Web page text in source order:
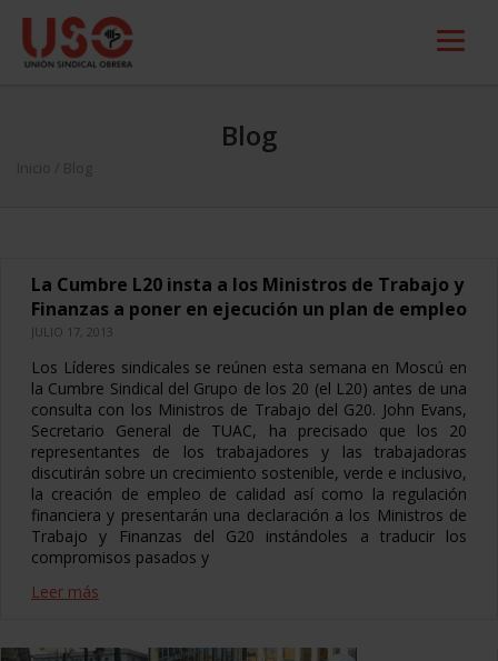
Blog
Inicio / Blog
La Cumbre L20 insta a los Ministros de Trabajo y
Finanzas a poner en ejecución un plan de empleo
JULIO 17, 2013
Los Líderes sindicales se reúnen esta semana en Moscú en
la Cumbre Sindical del Grupo de los 20 (el L20) antes de una
consulta con los Ministros de Trabajo del G20. John Evans,
Secretario General de TUAC, ha precisado que los 20
representantes de los trabajadores y las trabajadoras
discutirán sobre un crecimiento sostenible, verde e inclusivo,
la creación de empleo de calidad así como la regulación
financiera y presentarán una declaración a los Ministros de
Trabajo y Finanzas del G20 instándoles a traducir los
compromisos pasados y
Leer más